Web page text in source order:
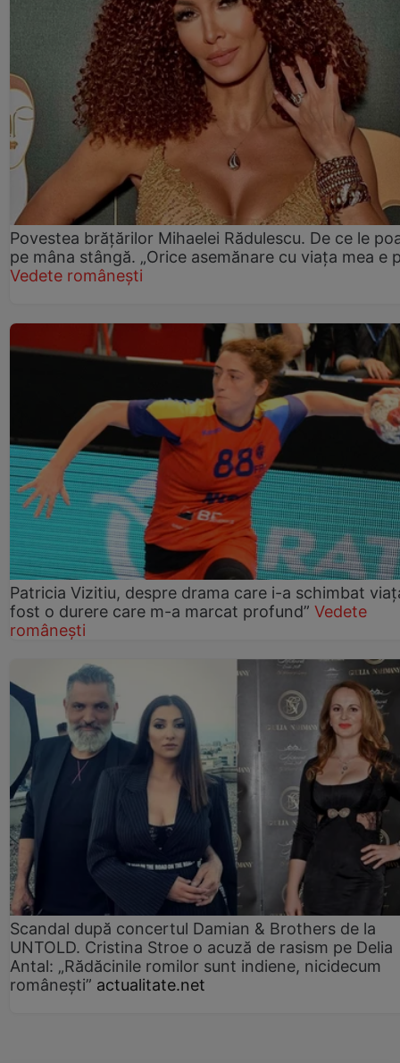
Povestea brățărilor Mihaelei Rădulescu. De ce le
pe mâna stângă. „Orice asemănare cu viața mea e
Vedete românești
Patricia Vizitiu, despre drama care i-a schimbat
fost o durere care m-a marcat profund” Vedete
românești
Scandal după concertul Damian & Brothers de la
UNTOLD. Cristina Stroe o acuză de rasism pe Delia
Antal: „Rădăcinile romilor sunt indiene, nicidecum
românești” actualitate.net